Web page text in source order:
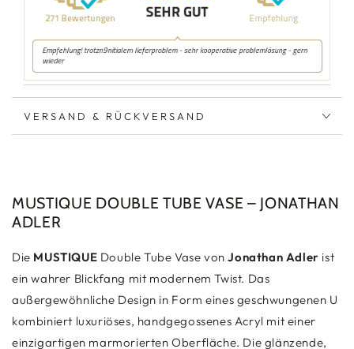
VERSAND & RÜCKVERSAND
MUSTIQUE DOUBLE TUBE VASE – JONATHAN
ADLER
Die MUSTIQUE Double Tube Vase von Jonathan Adler ist
ein wahrer Blickfang mit modernem Twist. Das
außergewöhnliche Design in Form eines geschwungenen U
kombiniert luxuriöses, handgegossenes Acryl mit einer
einzigartigen marmorierten Oberfläche. Die glänzende,